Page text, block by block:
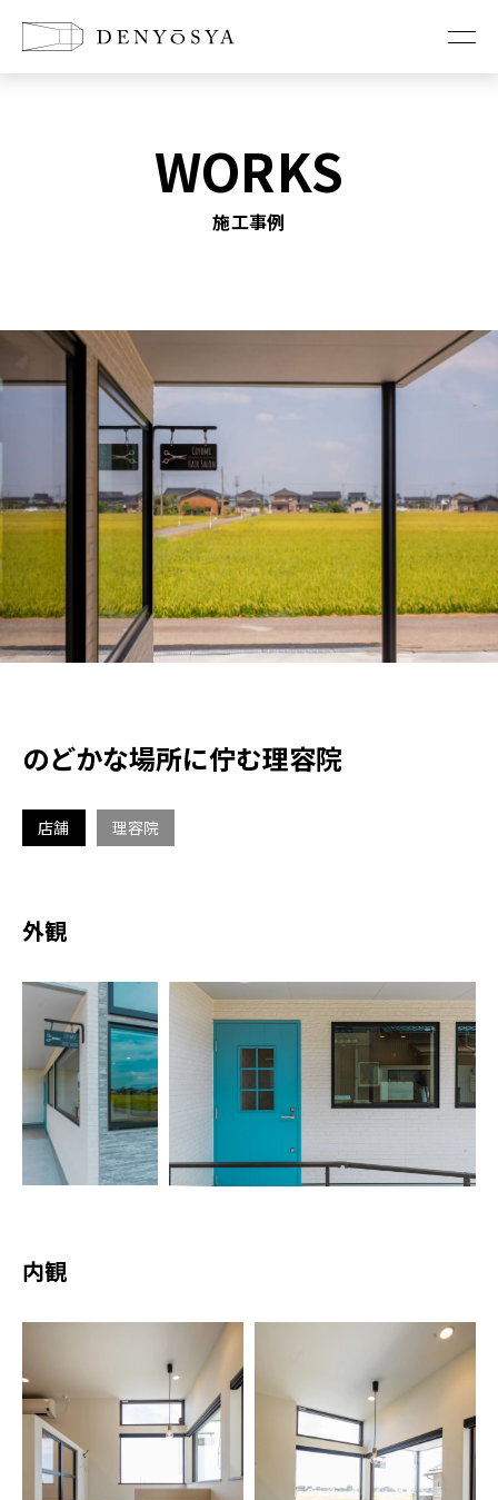
新築に懸ける想い
店舗改装の想い
工法紹介
耐震診断・耐震改修
各種補助金・助成金について
施工事例
新築
店舗
D-ESTATE
会社案内
会社概要
スタッフ紹介
採用情報
D-BASE
WORKS
施工事例
のどかな場所に佇む理容院
店舗 理容院
外観
内観